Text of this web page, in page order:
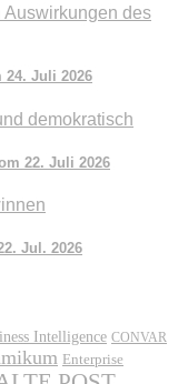
des
24. Juli 2026
demokratisch
22. Juli 2026
Jul. 2026
Intelligence CONVAR
Enterprise